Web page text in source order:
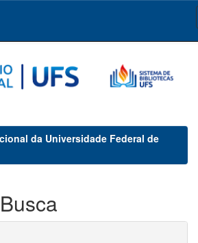
da Universidade Federal de